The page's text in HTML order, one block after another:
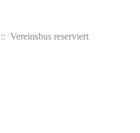
:: Vereinsbus reserviert